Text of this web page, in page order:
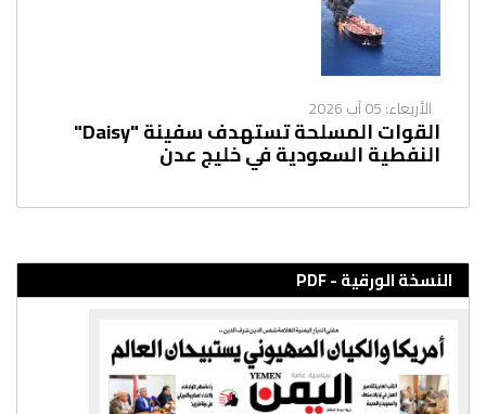
الأربعاء: 05 آب 2026
القوات المسلحة تستهدف سفينة "Daisy"
النفطية السعودية في خليج عدن
النسخة الورقية - PDF